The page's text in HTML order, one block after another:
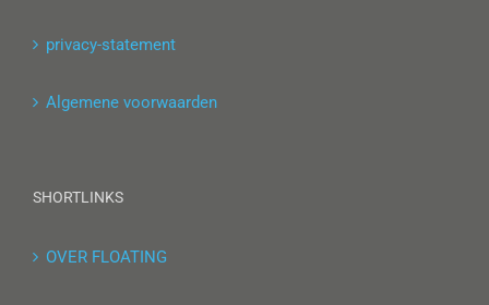
privacy-statement
Algemene voorwaarden
SHORTLINKS
OVER FLOATING